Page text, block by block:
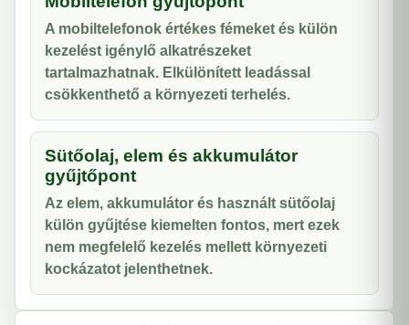
A mobiltelefonok értékes fémeket és külön
kezelést igénylő alkatrészeket
tartalmazhatnak. Elkülönített leadással
csökkenthető a környezeti terhelés.
Sütőolaj, elem és akkumulátor
gyűjtőpont
Az elem, akkumulátor és használt sütőolaj
külön gyűjtése kiemelten fontos, mert ezek
nem megfelelő kezelés mellett környezeti
kockázatot jelenthetnek.